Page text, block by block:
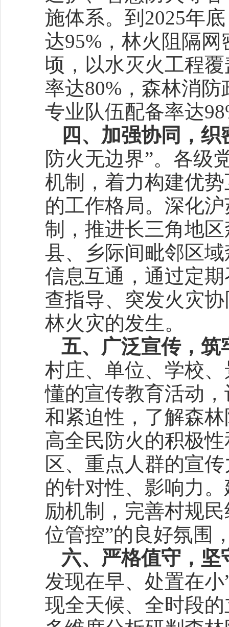
施体系。到2025年
达95%，林火阻隔
顷，以水灭火工程
率达80%，森林消
专业队伍配备率达
四、加强协同，织
防火无边界”。各级
机制，着力构建优
的工作格局。深化
制，推进长三角地
县、乡际间毗邻区
信息互通，通过定
查指导、突发火灾
林火灾的发生。
五、广泛宣传，筑
村庄、单位、学校
懂的宣传教育活动
和紧迫性，了解森
高全民防火的积极
区、重点人群的宣
的针对性、影响力
励机制，完善村规
位管控”的良好氛围
六、严格值守，坚
发现在早、处置在
现全天候、全时段